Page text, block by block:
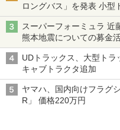
ロングバス」を発表 小型
バス
スーパーフォーミュラ 近
熊本地震についての募金
UDトラックス、大型トラ
キャブトラクタ追加
ヤマハ、国内向けフラグ
R」 価格220万円